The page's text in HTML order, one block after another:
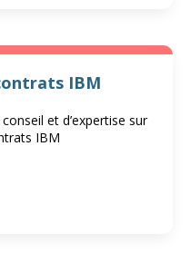
IBM
et d’expertise sur
IBM